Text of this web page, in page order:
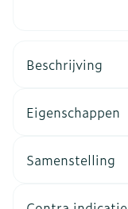
Beschrijving
Eigenschappen
Samenstelling